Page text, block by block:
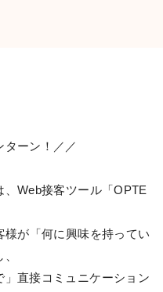
ターン！／／
Web接客ツール「OPTE
様が「何に興味を持ってい
直接コミュニケーション